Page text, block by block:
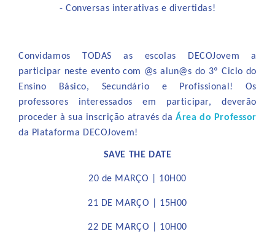
- Conversas interativas e divertidas!
Convidamos TODAS as escolas DECOJovem a
participar neste evento com @s alun@s do 3º Ciclo do
Ensino Básico, Secundário e Profissional! Os
professores interessados em participar, deverão
proceder à sua inscrição através daÁrea do Professor
da Plataforma DECOJovem!
SAVE THE DATE
20 de MARÇO | 10H00
21 DE MARÇO | 15H00
22 DE MARÇO | 10H00